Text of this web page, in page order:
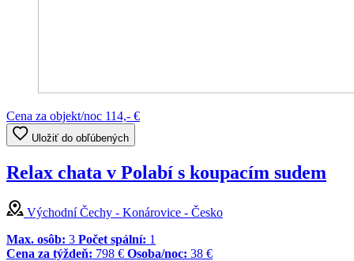
Cena za objekt/noc 114,- €
Uložiť do obľúbených
Relax chata v Polabí s koupacím sudem
Východní Čechy - Konárovice - Česko
Max. osôb: 3 Počet spální: 1
Cena za týždeň: 798 € Osoba/noc: 38 €